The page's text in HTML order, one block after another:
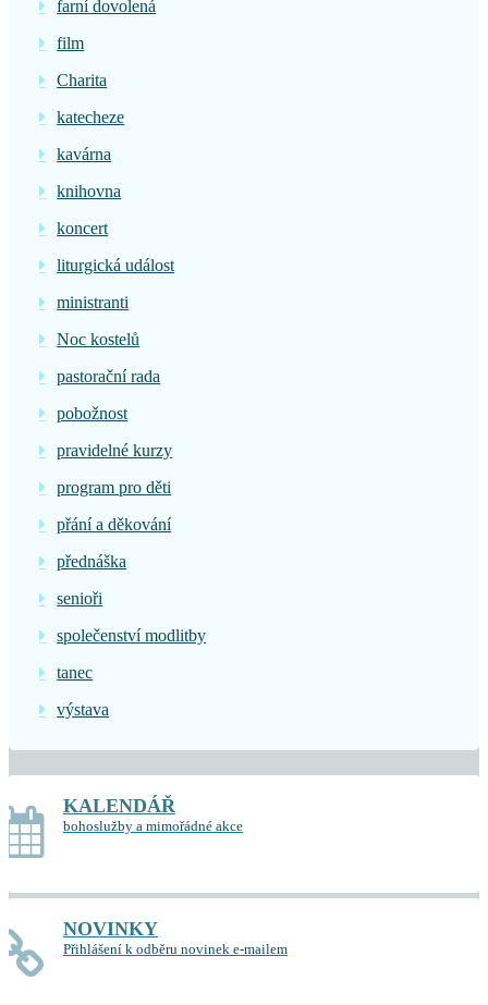
farní dovolená
film
Charita
katecheze
kavárna
knihovna
koncert
liturgická událost
ministranti
Noc kostelů
pastorační rada
pobožnost
pravidelné kurzy
program pro děti
přání a děkování
přednáška
senioři
společenství modlitby
tanec
výstava
KALENDÁŘ
bohoslužby a mimořádné akce
NOVINKY
Přihlášení k odběru novinek e-mailem